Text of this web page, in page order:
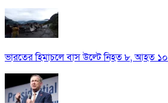
ভারতের হিমাচলে বাস উল্টে নিহত ৮, আহত ১০